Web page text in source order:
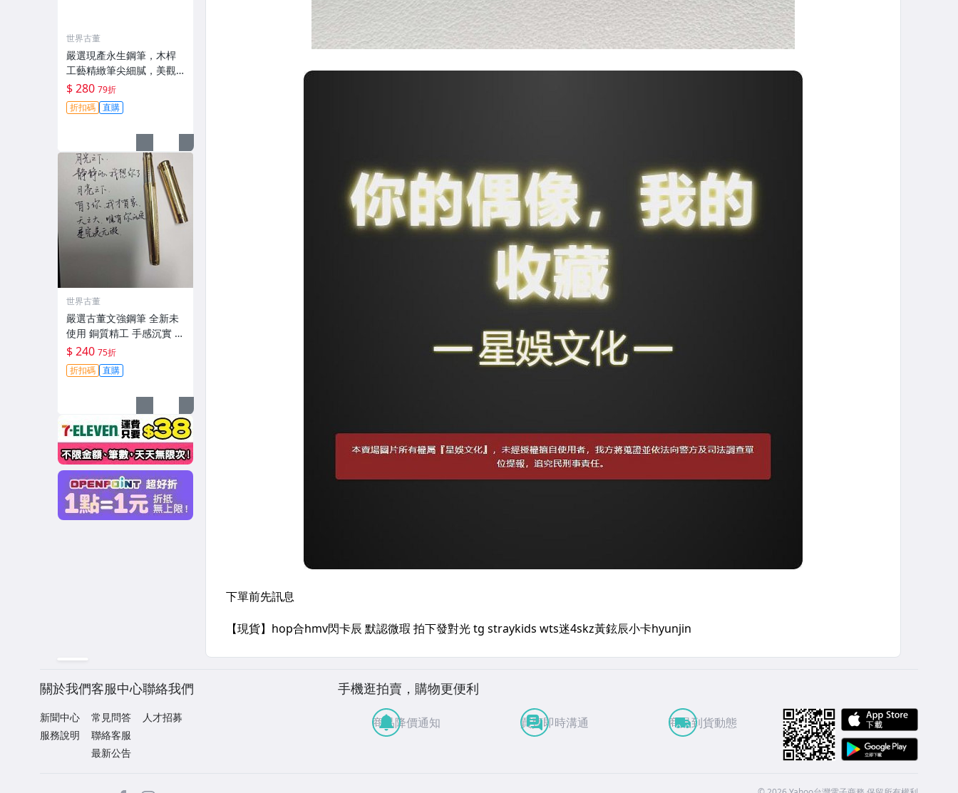
世界古董
嚴選現產永生鋼筆，木桿
工藝精緻筆尖細膩，美觀
花紋可收藏 永生鋼筆 工藝
木桿 鋼筆 花紋
$ 280 79折
折扣碼 直購
世界古董
嚴選古董文強鋼筆 全新未
使用 銅質精工 手感沉實 採
用經典設計 掉漆顯舊趣試
用更佳 文書好幫手 文強鋼
筆 金屬文具 鉑金老字典 筆
$ 240 75折
折扣碼 直購
關於我們
新聞中心
服務說明
客服中心
常見問答
聯絡客服
最新公告
聯絡我們
人才招募
手機逛拍賣，購物更便利
商品降價通知 買賣即時溝通 商品到貨動態